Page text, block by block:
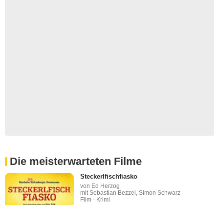
Die meisterwarteten Filme
Steckerlfischfiasko
von Ed Herzog
mit Sebastian Bezzel, Simon Schwarz
Film - Krimi